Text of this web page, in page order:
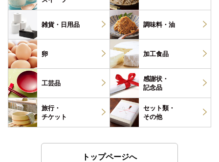
雑貨・ 日用品 調味料・ 油
卵 加工食品
工芸品
感謝状・
記念品
旅行・
チケット
セット類・
その他
トップページへ